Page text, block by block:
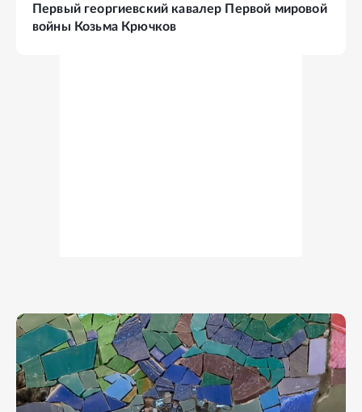
Первый георгиевский кавалер Первой мировой
войны Козьма Крючков